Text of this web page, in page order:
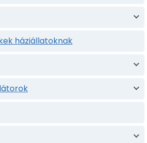
háziállatoknak